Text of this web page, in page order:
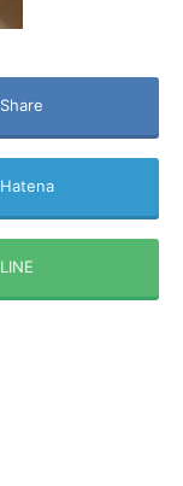
Share
Hatena
LINE